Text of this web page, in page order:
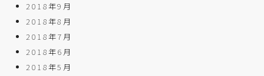
2018年9月
2018年8月
2018年7月
2018年6月
2018年5月